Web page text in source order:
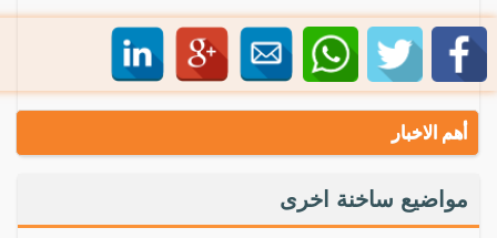
أهم الاخبار
مواضيع ساخنة اخرى